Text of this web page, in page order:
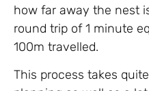
how far away the nest
round trip of 1 minute
100m travelled.
This process takes